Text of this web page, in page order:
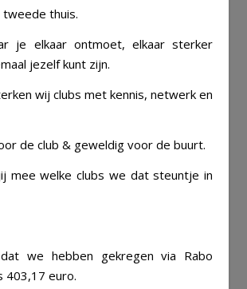
thuis.
je elkaar ontmoet, elkaar sterker
jezelf kunt zijn.
wij clubs met kennis, netwerk en
de club & geweldig voor de buurt.
mee welke clubs we dat steuntje in
we hebben gekregen via Rabo
403,17 euro.